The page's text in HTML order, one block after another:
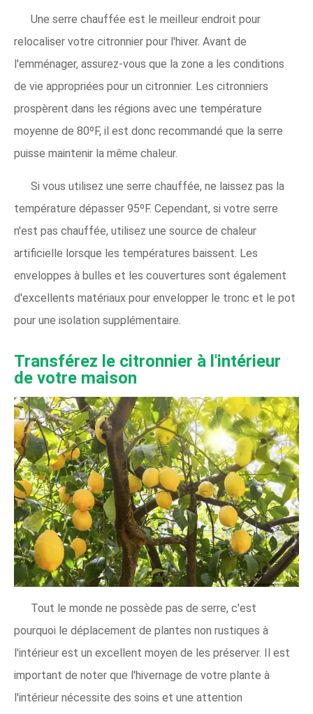
Une serre chauffée est le meilleur endroit pour
relocaliser votre citronnier pour l'hiver. Avant de
l'emménager, assurez-vous que la zone a les conditions
de vie appropriées pour un citronnier. Les citronniers
prospèrent dans les régions avec une température
moyenne de 80ºF, il est donc recommandé que la serre
puisse maintenir la même chaleur.
Si vous utilisez une serre chauffée, ne laissez pas la
température dépasser 95ºF. Cependant, si votre serre
n'est pas chauffée, utilisez une source de chaleur
artificielle lorsque les températures baissent. Les
enveloppes à bulles et les couvertures sont également
d'excellents matériaux pour envelopper le tronc et le pot
pour une isolation supplémentaire.
Transférez le citronnier à l'intérieur
de votre maison
Tout le monde ne possède pas de serre, c'est
pourquoi le déplacement de plantes non rustiques à
l'intérieur est un excellent moyen de les préserver. Il est
important de noter que l'hivernage de votre plante à
l'intérieur nécessite des soins et une attention